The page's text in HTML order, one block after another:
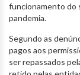
funcionamento do
pandemia.
Segundo as
pagos aos
ser repassados